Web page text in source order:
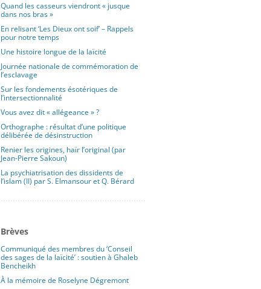
Quand les casseurs viendront « jusque
dans nos bras »
En relisant ‘Les Dieux ont soif’ – Rappels
pour notre temps
Une histoire longue de la laïcité
Journée nationale de commémoration de
l’esclavage
Sur les fondements ésotériques de
l’intersectionnalité
Vous avez dit « allégeance » ?
Orthographe : résultat d’une politique
délibérée de désinstruction
Renier les origines, haïr l’original (par
Jean-Pierre Sakoun)
La psychiatrisation des dissidents de
l’islam (II) par S. Elmansour et Q. Bérard
Brèves
Communiqué des membres du ‘Conseil
des sages de la laïcité’ : soutien à Ghaleb
Bencheikh
À la mémoire de Roselyne Dégremont